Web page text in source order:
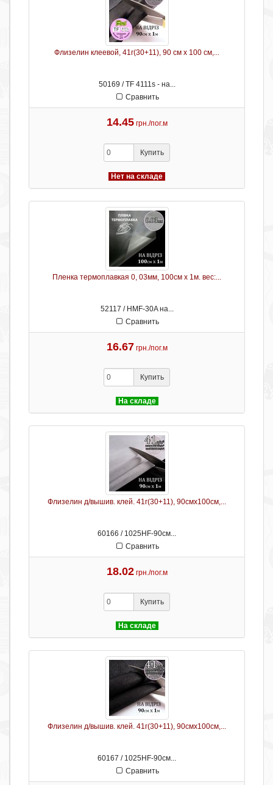
Флизелин клеевой, 41г(30+11), 90 см х 100 см,...
50169 / TF 4111s - на...
Сравнить
14.45 грн./пог.м
Купить
Нет на складе
Пленка термоплавкая 0, 03мм, 100см х 1м. вес:...
52117 / HMF-30A на...
Сравнить
16.67 грн./пог.м
Купить
На складе
Флизелин д/вышив. клей. 41г(30+11), 90смх100см,...
60166 / 1025HF-90см...
Сравнить
18.02 грн./пог.м
Купить
На складе
Флизелин д/вышив. клей. 41г(30+11), 90смх100см,...
60167 / 1025HF-90см...
Сравнить